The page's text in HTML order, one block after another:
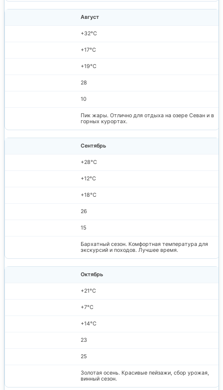
Август
+32°C
+17°C
+19°C
28
10
Пик жары. Отлично для отдыха на озере Севан и в
горных курортах.
Сентябрь
+28°C
+12°C
+18°C
26
15
Бархатный сезон. Комфортная температура для
экскурсий и походов. Лучшее время.
Октябрь
+21°C
+7°C
+14°C
23
25
Золотая осень. Красивые пейзажи, сбор урожая,
винный сезон.